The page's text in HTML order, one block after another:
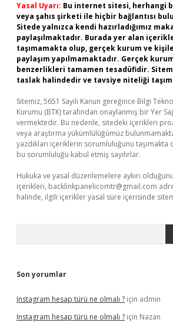
Yasal Uyarı: Bu internet sitesi, herhangi
veya şahıs şirketi ile hiçbir bağlantısı
Sitede yalnızca kendi hazırladığımız
paylaşılmaktadır. Burada yer alan
taşımamakta olup, gerçek kurum ve
paylaşım yapılmamaktadır. Gerçek
benzerlikleri tamamen tesadüfidir.
taslak halindedir ve tavsiye niteliği
Sitemiz, 5651 Sayılı Kanun gereğince Bilgi
Kurumu (BTK) tarafından onaylanmış bir Yer
vermektedir. Bu nedenle, sitedeki içerikleri
veya araştırma yükümlülüğümüz
yazdıkları içeriklerin sorumluluğunu
bu sorumluluğu kabul etmiş sayılırlar.
Hukuka ve yasal düzenlemelere aykırı
içerikleri, backlinkpanelicomtr@gmail.com
halinde, ilgili içerikler yasal süre içerisinde
Son yorumlar
Instagram hesap türü ne olmalı ? için admin
Instagram hesap türü ne olmalı ? için Nazan